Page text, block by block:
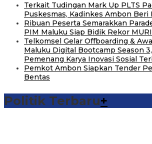
Terkait Tudingan Mark Up PLTS
Puskesmas, Kadinkes Ambon Beri
Ribuan Peserta Semarakkan
PIM Maluku Siap Bidik Rekor
Telkomsel Gelar Offboarding &
Maluku Digital Bootcamp Season
Pemenang Karya Inovasi Sosial
Pemkot Ambon Siapkan Tender
Bentas
Politik Terbaru+